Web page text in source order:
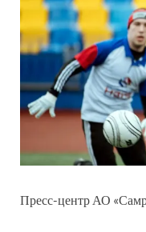
Пресс-центр АО